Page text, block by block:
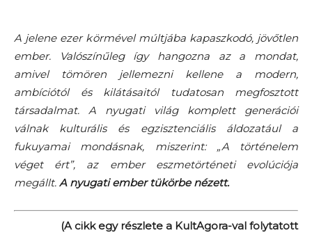
A jelene ezer körmével múltjába kapaszkodó, jövőtlen
ember. Valószínűleg így hangozna az a mondat,
amivel tömören jellemezni kellene a modern,
ambíciótól és kilátásaitól tudatosan megfosztott
társadalmat. A nyugati világ komplett generációi
válnak kulturális és egzisztenciális áldozatául a
fukuyamai mondásnak, miszerint: „A történelem
véget ért”, az ember eszmetörténeti evolúciója
megállt. A nyugati ember tükörbe nézett.
(A cikk egy részlete a KultAgora-val folytatott